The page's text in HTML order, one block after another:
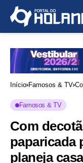
Início Famosos & TV
Famosos & TV
Com
paparicada
planeja